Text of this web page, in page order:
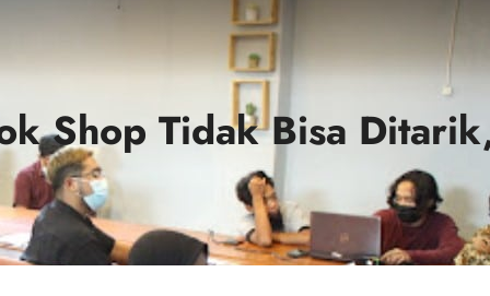
Shop Tidak Bisa